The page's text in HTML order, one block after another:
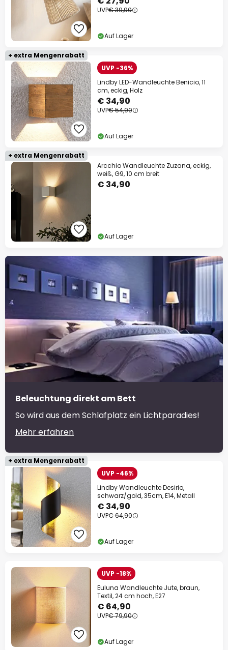
UVP€ 39,90
Auf Lager
+ extra Mengenrabatt
UVP -36%
Lindby LED-Wandleuchte Benicio, 11
cm, eckig, Holz
€ 34,90
UVP€ 54,90
Auf Lager
+ extra Mengenrabatt
Arcchio Wandleuchte Zuzana, eckig,
weiß, G9, 10 cm breit
€ 34,90
Auf Lager
Beleuchtung direkt am Bett
So wird aus dem Schlafplatz ein Lichtparadies!
Mehr erfahren
+ extra Mengenrabatt
UVP -46%
Lindby Wandleuchte Desirio,
schwarz/gold, 35cm, E14, Metall
€ 34,90
UVP€ 64,90
Auf Lager
UVP -18%
Euluna Wandleuchte Jute, braun,
Textil, 24 cm hoch, E27
€ 64,90
UVP€ 79,90
Auf Lager